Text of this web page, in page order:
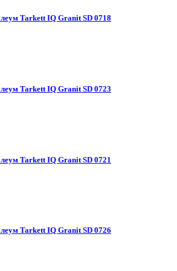
Tarkett IQ Granit SD 0718
Tarkett IQ Granit SD 0723
Tarkett IQ Granit SD 0721
Tarkett IQ Granit SD 0726